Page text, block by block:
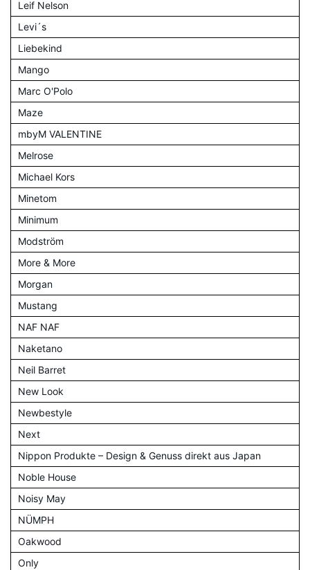
Leif Nelson
Levi´s
Liebekind
Mango
Marc O'Polo
Maze
mbyM VALENTINE
Melrose
Michael Kors
Minetom
Minimum
Modström
More & More
Morgan
Mustang
NAF NAF
Naketano
Neil Barret
New Look
Newbestyle
Next
Nippon Produkte – Design & Genuss direkt aus Japan
Noble House
Noisy May
NÜMPH
Oakwood
Only